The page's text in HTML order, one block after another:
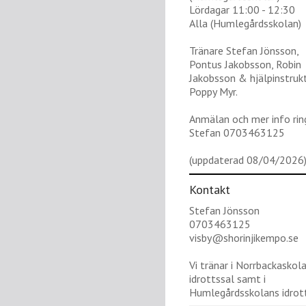
Lördagar 11:00 - 12:30
Alla (Humlegårdsskolan)
Tränare Stefan Jönsson,
Pontus Jakobsson, Robin
Jakobsson &
Poppy Myr.
Anmälan och mer info
Stefan 0703463125
(uppdaterad 08/04/2026)
Kontakt
Stefan Jönsson
0703463125
visby@shorinjikempo.se
Vi tränar i
idrottssal samt i
Humlegårdsskolans